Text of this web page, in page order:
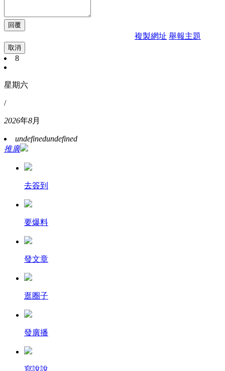
複製網址 舉報主題
取消
8
星期六
/
2026年8月
undefinedundefined
推廣
去簽到
要爆料
發文章
逛圈子
發廣播